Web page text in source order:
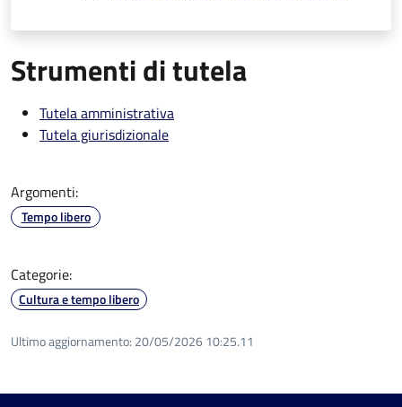
Strumenti di tutela
Tutela amministrativa
Tutela giurisdizionale
Argomenti:
Tempo libero
Categorie:
Cultura e tempo libero
Ultimo aggiornamento: 20/05/2026 10:25.11